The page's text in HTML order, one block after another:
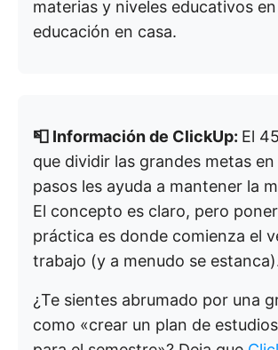
materias y niveles educativos en
educación en casa.
📮 Información de ClickUp: El
que dividir las grandes metas
pasos les ayuda a mantener la
El concepto es claro, pero
práctica es donde comienza el
trabajo (y a menudo se
¿Te sientes abrumado por una
como «crear un plan de